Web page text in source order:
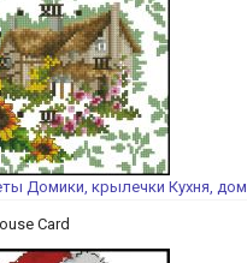
Домики, крылечки Кухня, дом
Card